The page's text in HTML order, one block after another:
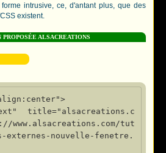
intrusive, ce, d'antant plus, que des
existent.
PROPOSÉE ALSACREATIONS
title="alsacreations.c
www.alsacreations.com/tut
nouvelle-fenetre.